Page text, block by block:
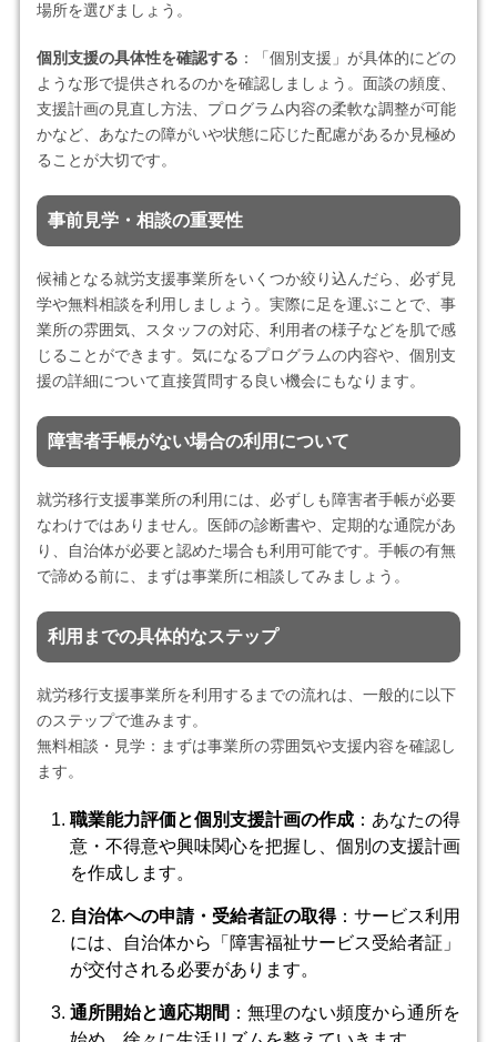
場所を選びましょう。
個別支援の具体性を確認する ：「個別支援」が具体的にどの
ような形で提供されるのかを確認しましょう。面談の頻度、
支援計画の見直し方法、プログラム内容の柔軟な調整が可能
かなど、あなたの障がいや状態に応じた配慮があるか見極め
ることが大切です。
事前見学・相談の重要性
候補となる就労支援事業所をいくつか絞り込んだら、必ず見
学や無料相談を利用しましょう。実際に足を運ぶことで、事
業所の雰囲気、スタッフの対応、利用者の様子などを肌で感
じることができます。気になるプログラムの内容や、個別支
援の詳細について直接質問する良い機会にもなります。
障害者手帳がない場合の利用について
就労移行支援事業所の利用には、必ずしも障害者手帳が必要
なわけではありません。医師の診断書や、定期的な通院があ
り、自治体が必要と認めた場合も利用可能です。手帳の有無
で諦める前に、まずは事業所に相談してみましょう。
利用までの具体的なステップ
就労移行支援事業所を利用するまでの流れは、一般的に以下
のステップで進みます。
無料相談・見学：まずは事業所の雰囲気や支援内容を確認し
ます。
職業能力評価と個別支援計画の作成：あなたの得
意・不得意や興味関心を把握し、個別の支援計画
を作成します。
自治体への申請・受給者証の取得：サービス利用
には、自治体から「障害福祉サービス受給者証」
が交付される必要があります。
通所開始と適応期間 ：無理のない頻度から通所を